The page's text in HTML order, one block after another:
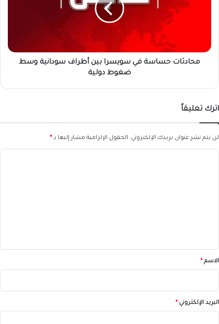
ضغوط
دوليةمحادثات حساسة في سويسرا بين أطراف سودانية وسط
ضغوط دولية
اترك تعليقاً
لن يتم نشر عنوان بريدك الإلكتروني. الحقول الإلزامية مشار إليها بـ *
*الاسم *
البريد الإلكتروني *